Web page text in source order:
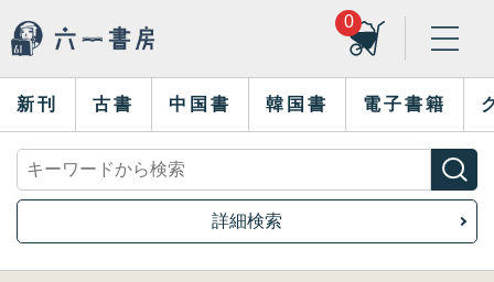
0
新刊 古書 中国書 韓国書 電子書籍
詳細検索